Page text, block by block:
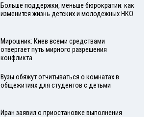
Больше поддержки, меньше бюрократии: как
изменится жизнь детских и молодежных НКО
Мирошник: Киев всеми средствами
отвергает путь мирного разрешения
конфликта
Вузы обяжут отчитываться о комнатах в
общежитиях для студентов с детьми
Иран заявил о приостановке выполнения